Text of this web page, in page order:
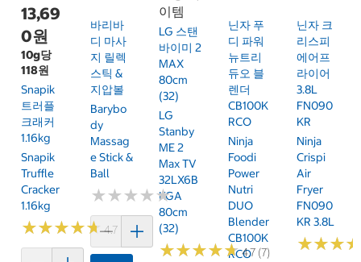
13,69
0원
10g당
118원
Snapik
트러플
크래커
1.16kg
Snapik
Truffle
Cracker
1.16kg
★★★★★
★★★★★4.7 (159)
바리바
디 마사
지 릴렉
스틱 &
지압볼
Barybo
Dy
Massag
E Stick &
Ball
★★★★★
★★★★★
이템
LG 스탠
바이미 2
MAX
80cm
(32)
LG
Stanby
ME 2
Max TV
32LX6B
KGA
80cm
(32)
★★★★★
★★★★★4.7 (7)
닌자 푸
디 파워
뉴트리
듀오 블
렌더
CB100K
RCO
Ninja
Foodi
Power
Nutri
DUO
Blender
CB100K
RCO
닌자 크
리스피
에어프
라이어
3.8L
FN090
KR
Ninja
Crispi
Air
Fryer
FN090
KR 3.8L
★★★
★★★